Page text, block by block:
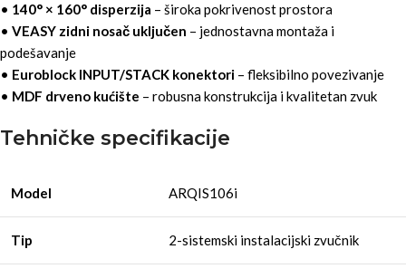
• 140° × 160° disperzija – široka pokrivenost prostora
• VEASY zidni nosač uključen – jednostavna montaža i
podešavanje
• Euroblock INPUT/STACK konektori – fleksibilno povezivanje
• MDF drveno kućište – robusna konstrukcija i kvalitetan zvuk
Tehničke specifikacije
Model ARQIS106i
Tip 2-sistemski instalacijski zvučnik